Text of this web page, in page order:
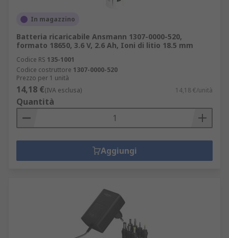
In magazzino
Batteria ricaricabile Ansmann 1307-0000-520,
formato 18650, 3.6 V, 2.6 Ah, Ioni di litio 18.5 mm
Codice RS 135-1001
Codice costruttore 1307-0000-520
Prezzo per 1 unità
14,18 €(IVA esclusa) 14,18 €/unità
Quantità
Aggiungi